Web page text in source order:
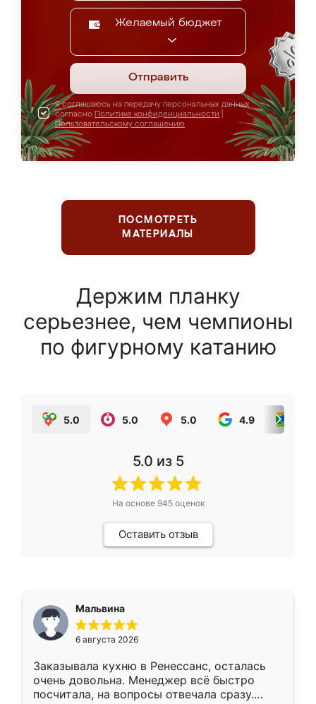
Желаемый бюджет
Отправить
Я соглашаюсь на передачу персональных данных
согласно Политике конфиденциальности
Пользовательскому соглашению
ПОСМОТРЕТЬ
МАТЕРИАЛЫ
Держим планку
серьезнее, чем чемпионы
по фигурному катанию
5.0 5.0 5.0 4.9
5.0 из 5
На основе 945оценок
Оставить отзыв
Мальвина
6 августа 2026
Заказывала кухню в Ренессанс, осталась
очень довольна. Менеджер всё быстро
посчитала, на вопросы отвечала сразу.